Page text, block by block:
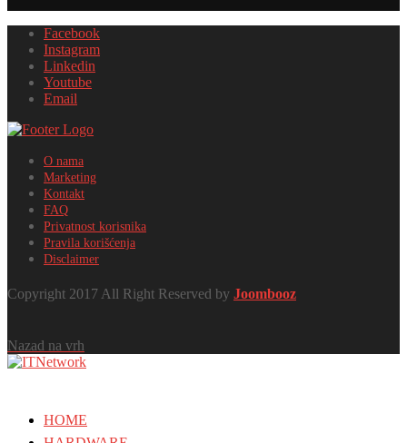
Facebook
Instagram
Linkedin
Youtube
Email
O nama
Marketing
Kontakt
FAQ
Privatnost korisnika
Pravila korišćenja
Disclaimer
Copyright 2017 All Right Reserved by Joombooz
Nazad na vrh
HOME